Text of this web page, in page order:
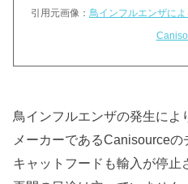
引用元画像： 鳥インフルエンザによ
鳥インフルエンザの発生によ
メーカーであるCanisource
キャットフードも輸入が停止